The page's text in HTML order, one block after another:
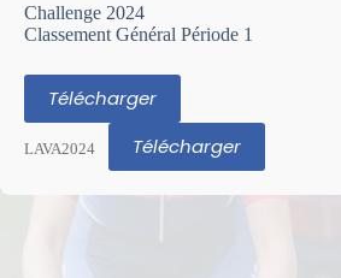
Challenge 2024
Classement Général Période 1
Télécharger
LAVA2024 Télécharger